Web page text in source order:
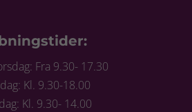
Fra 9.30- 17.30
Kl. 9.30-18.00
Kl. 9.30- 14.00